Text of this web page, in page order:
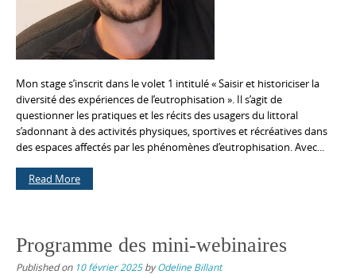
Mon stage s’inscrit dans le volet 1 intitulé « Saisir et historiciser la
diversité des expériences de l’eutrophisation ». Il s’agit de
questionner les pratiques et les récits des usagers du littoral
s’adonnant à des activités physiques, sportives et récréatives dans
des espaces affectés par les phénomènes d’eutrophisation. Avec...
Read More
Programme des mini-webinaires
Published on 10 février 2025byOdeline Billant